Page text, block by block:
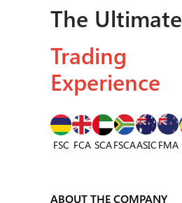
The Ultimate
Trading
Experience
FSC FCA SCAFSCAASIC FMA
ABOUT THE COMPANY